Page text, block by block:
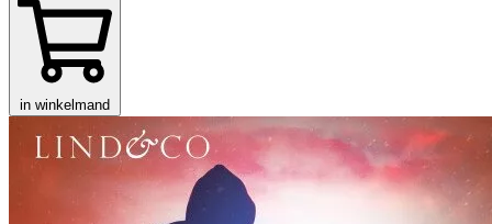
in winkelmand